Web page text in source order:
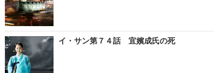
イ・サン第７４話 宜嬪成氏の死